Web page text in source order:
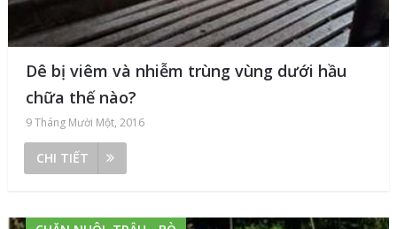
Dê bị viêm và nhiễm trùng vùng dưới hầu
chữa thế nào?
9 Tháng Mười Một, 2016
CHI TIẾT